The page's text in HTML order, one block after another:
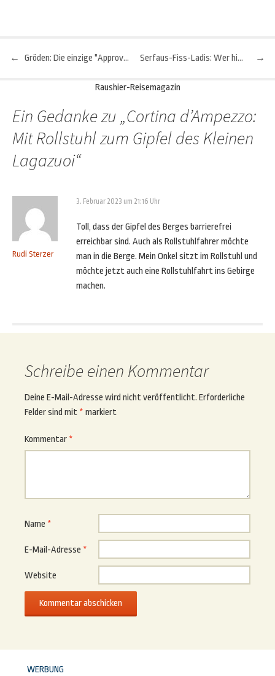
Beitragsnavigation
← Gröden: Die einzige "Approved Bike Area" Südtirols →
Serfaus-Fiss-Ladis: Wer hier urlaubt, fliegt
Raushier-Reisemagazin
Ein Gedanke zu „Cortina d’Ampezzo:
Mit Rollstuhl zum Gipfel des Kleinen
Lagazuoi“
Rudi Sterzer
3. Februar 2023 um 21:16 Uhr
Toll, dass der Gipfel des Berges barrierefrei
erreichbar sind. Auch als Rollstuhlfahrer möchte
man in die Berge. Mein Onkel sitzt im Rollstuhl und
möchte jetzt auch eine Rollstuhlfahrt ins Gebirge
machen.
Schreibe einen Kommentar
Deine E-Mail-Adresse wird nicht veröffentlicht. Erforderliche
Felder sind mit * markiert
Kommentar *
Name *
E-Mail-Adresse *
Website
WERBUNG